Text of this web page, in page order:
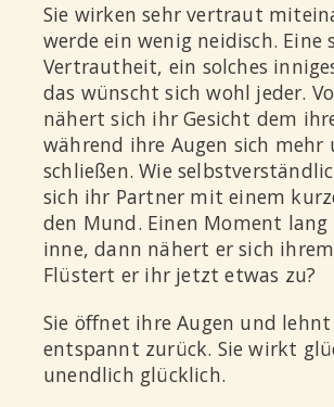
Sie wirken sehr vertraut
werde ein wenig neidisch. Eine
Vertrautheit, ein solches
das wünscht sich wohl jeder.
nähert sich ihr Gesicht dem
während ihre Augen sich mehr
schließen. Wie
sich ihr Partner mit einem
den Mund. Einen Moment
inne, dann nähert er sich
Flüstert er ihr jetzt etwas zu?
Sie öffnet ihre Augen und
entspannt zurück. Sie wirkt
unendlich glücklich.